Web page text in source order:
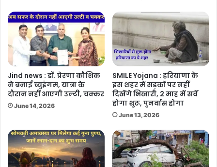
Jind news : डॉ. प्रेरणा कौशिक
ने बनाई च्युइंगम, यात्रा के
दौरान नहीं आएगी उल्टी, चक्कर
June 14, 2026
SMILE Yojana : हरियाणा के
इस शहर में सड़कों पर नहीं
दिखेंगे भिखारी, 2 माह में सर्वे
होगा शुरू, पुनर्वास होगा
June 13, 2026